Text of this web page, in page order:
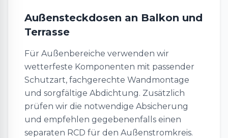
Außensteckdosen an Balkon und
Terrasse
Für Außenbereiche verwenden wir
wetterfeste Komponenten mit passender
Schutzart, fachgerechte Wandmontage
und sorgfältige Abdichtung. Zusätzlich
prüfen wir die notwendige Absicherung
und empfehlen gegebenenfalls einen
separaten RCD für den Außenstromkreis.